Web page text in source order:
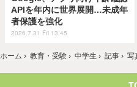
APIを年内に世界展開…未成年
者保護を強化
2026.7.31 Fri 13:45
ホーム › 教育・受験 › 中学生 › 記事 › 写